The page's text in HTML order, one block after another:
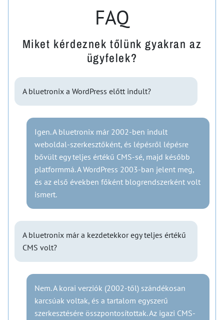
FAQ
Miket kérdeznek tőlünk gyakran az
ügyfelek?
A bluetronix a WordPress előtt indult?
Igen. A bluetronix már 2002-ben indult
weboldal-szerkesztőként, és lépésről lépésre
bővült egy teljes értékű CMS-sé, majd később
platformmá. A WordPress 2003-ban jelent meg,
és az első években főként blogrendszerként volt
ismert.
A bluetronix már a kezdetekkor egy teljes értékű
CMS volt?
Nem. A korai verziók (2002-től) szándékosan
karcsúak voltak, és a tartalom egyszerű
szerkesztésére összpontosítottak. Az igazi CMS-